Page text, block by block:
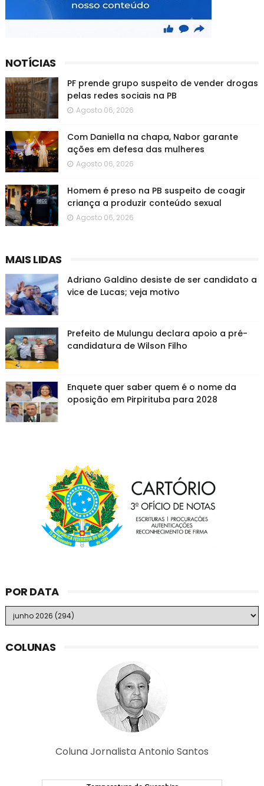
NOTÍCIAS
PF prende grupo suspeito de vender drogas
pelas redes sociais na PB
Agosto 06, 2026
Com Daniella na chapa, Nabor garante
ações em defesa das mulheres
Agosto 06, 2026
Homem é preso na PB suspeito de coagir
criança a produzir conteúdo sexual
Agosto 06, 2026
MAIS LIDAS
Adriano Galdino desiste de ser candidato a
vice de Lucas; veja motivo
Prefeito de Mulungu declara apoio a pré-
candidatura de Wilson Filho
Enquete quer saber quem é o nome da
oposição em Pirpirituba para 2028
POR DATA
COLUNAS
Coluna Jornalista Antonio Santos